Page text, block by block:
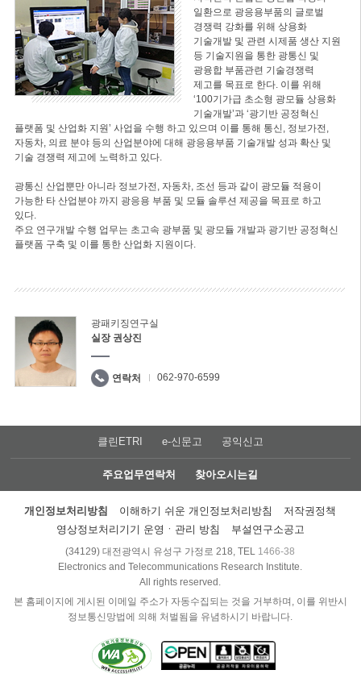
일환으로 광응용부품의 글로벌
경쟁력 강화를 위해 상용화
기술개발 및 관련 시제품 생산 지원
등 기술지원을 통한 광통신 및
광융합 부품관련 기술경쟁력
제고를 목표로 한다. 이를 위해
‘100기가급 초소형 광모듈 상용화
기술개발’과 ‘광기반 공정혁신
플랫폼 및 산업화 지원’ 사업을 수행 하고 있으며 이를 통해 통신, 정보가전,
자동차, 의료 분야 등의 산업분야에 대해 광응용부품 기술개발 성과 확산 및
기술 경쟁력 제고에 노력하고 있다.
광통신 산업뿐만 아니라 정보가전, 자동차, 조선 등과 같이 광모듈 적용이
가능한 타 산업분야 까지 광응용 부품 및 모듈 솔루션 제공을 목표로 하고
있다.
주요 연구개발 수행 업무는 초고속 광부품 및 광모듈 개발과 광기반 공정혁신
플랫폼 구축 및 이를 통한 산업화 지원이다.
광패키징연구실
실장 권상진
연락처 062-970-6599
클린ETRI e-신문고 공익신고
주요업무연락처 찾아오시는길
개인정보처리방침 이해하기 쉬운 개인정보처리방침
저작권정책
영상정보처리기기 운영ㆍ관리 방침
부설연구소공고
(34129) 대전광역시 유성구 가정로 218, TEL 1466-38
Electronics and Telecommunications Research Institute.
All rights reserved.
본 홈페이지에 게시된 이메일 주소가 자동수집되는 것을 거부하며, 이를 위반시
정보통신망법에 의해 처벌됨을 유념하시기 바랍니다.